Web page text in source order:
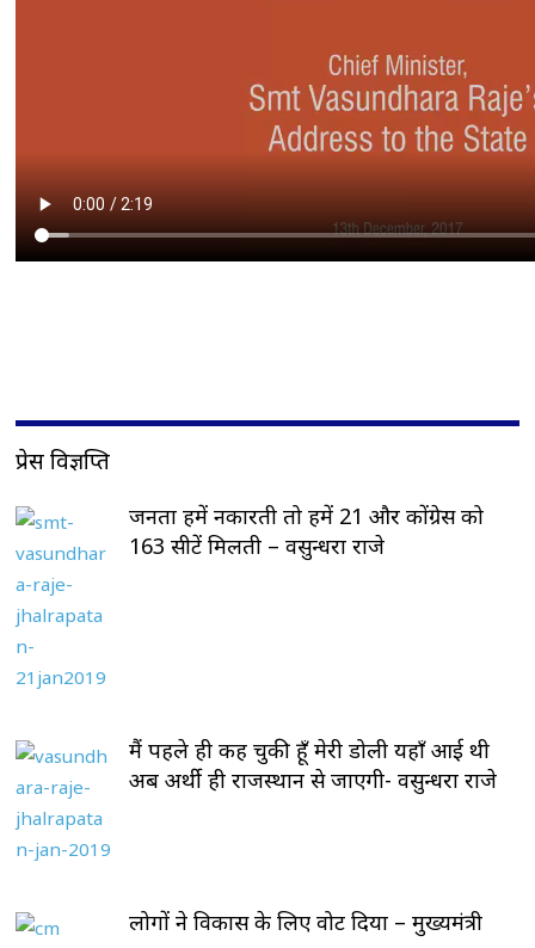
प्रेस विज्ञप्ति
जनता हमें नकारती तो हमें 21 और कोंग्रेस को
163 सीटें मिलती – वसुन्धरा राजे
मैं पहले ही कह चुकी हूँ मेरी डोली यहाँ आई थी
अब अर्थी ही राजस्थान से जाएगी- वसुन्धरा राजे
लोगों ने विकास के लिए वोट दिया – मुख्यमंत्री